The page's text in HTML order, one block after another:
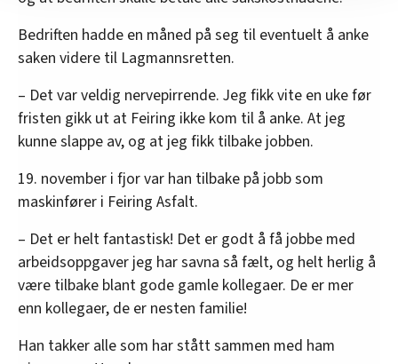
oversikten lengre ned på denne siden.
Bedriften hadde en måned på seg til eventuelt å anke
saken videre til Lagmannsretten.
– Det var veldig nervepirrende. Jeg fikk vite en uke før
fristen gikk ut at Feiring ikke kom til å anke. At jeg
kunne slappe av, og at jeg fikk tilbake jobben.
19. november i fjor var han tilbake på jobb som
maskinfører i Feiring Asfalt.
– Det er helt fantastisk! Det er godt å få jobbe med
arbeidsoppgaver jeg har savna så fælt, og helt herlig å
være tilbake blant gode gamle kollegaer. De er mer
enn kollegaer, de er nesten familie!
Han takker alle som har stått sammen med ham